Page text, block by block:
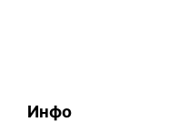
Инфо